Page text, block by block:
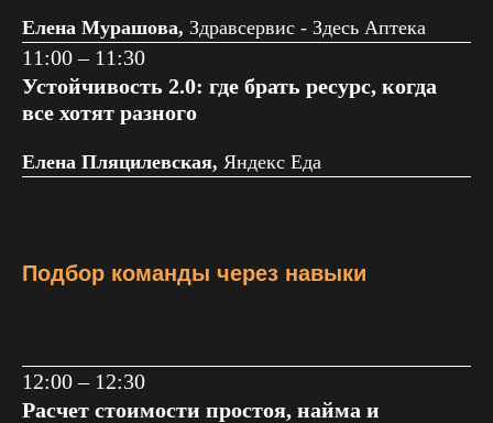
Елена Мурашова, Здравсервис - Здесь Аптека
11:00 – 11:30
Устойчивость 2.0: где брать ресурс, когда
все хотят разного
Елена Пляцилевская, Яндекс Еда
Подбор команды через навыки
12:00 – 12:30
Расчет стоимости простоя, найма и